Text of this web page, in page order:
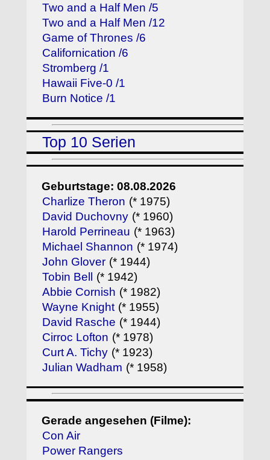
Two and a Half Men /5
Two and a Half Men /12
Game of Thrones /6
Californication /6
Stromberg /1
Hawaii Five-0 /1
Burn Notice /1
Top 10 Serien
Geburtstage: 08.08.2026
Charlize Theron (* 1975)
David Duchovny (* 1960)
Harold Perrineau (* 1963)
Michael Shannon (* 1974)
John Glover (* 1944)
Tobin Bell (* 1942)
Abbie Cornish (* 1982)
Wayne Knight (* 1955)
David Rasche (* 1944)
Cirroc Lofton (* 1978)
Curt A. Tichy (* 1923)
Julian Wadham (* 1958)
Gerade angesehen (Filme):
Con Air
Power Rangers